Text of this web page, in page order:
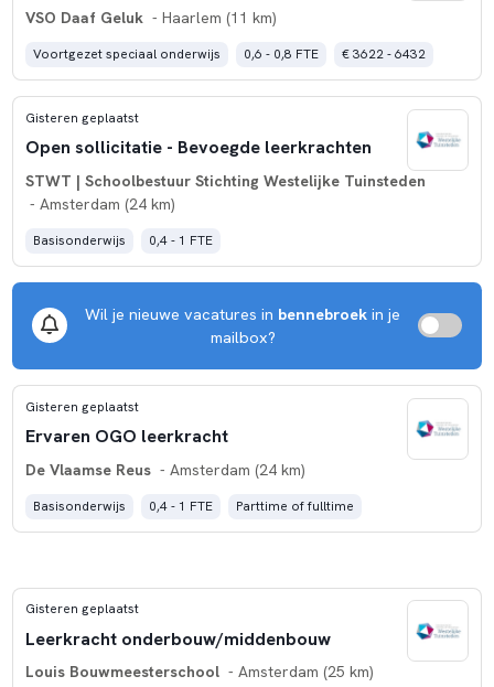
VSO Daaf Geluk - Haarlem (11 km)
Voortgezet speciaal onderwijs 0,6 - 0,8 FTE € 3622 - 6432
Gisteren geplaatst
Open sollicitatie - Bevoegde leerkrachten
STWT | Schoolbestuur Stichting Westelijke Tuinsteden
- Amsterdam (24 km)
Basisonderwijs 0,4 - 1 FTE
Wil je nieuwe vacatures in bennebroek in je
mailbox?
Gisteren geplaatst
Ervaren OGO leerkracht
De Vlaamse Reus - Amsterdam (24 km)
Basisonderwijs 0,4 - 1 FTE Parttime of fulltime
Gisteren geplaatst
Leerkracht onderbouw/middenbouw
Louis Bouwmeesterschool - Amsterdam (25 km)